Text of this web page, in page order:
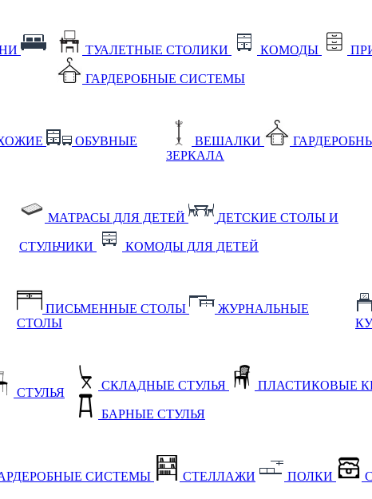
ТУАЛЕТНЫЕ СТОЛИКИ КОМОДЫ
ГАРДЕРОБНЫЕ СИСТЕМЫ
ОБУВНЫЕ
ВЕШАЛКИ
ЗЕРКАЛА
МАТРАСЫ ДЛЯ ДЕТЕЙ ДЕТСКИЕ СТОЛЫ И
СТУЛЬЧИКИ КОМОДЫ ДЛЯ ДЕТЕЙ
ПИСЬМЕННЫЕ СТОЛЫ
ЖУРНАЛЬНЫЕ
СТОЛЫ
СТУЛЬЯ
СКЛАДНЫЕ СТУЛЬЯ ПЛАСТИКОВЫЕ
БАРНЫЕ СТУЛЬЯ
СИСТЕМЫ СТЕЛЛАЖИ ПОЛКИ